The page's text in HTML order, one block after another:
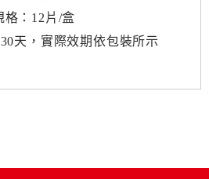
格：12片/盒
天，實際效期依包裝所示